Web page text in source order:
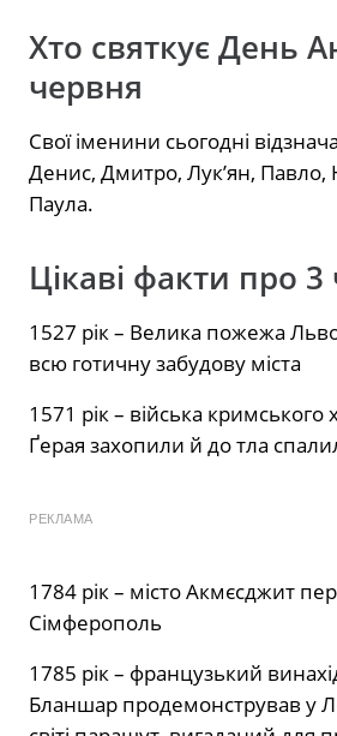
Хто святкує День
червня
Свої іменини сьогодні
Денис, Дмитро, Лук’ян, Павло,
Паула.
Цікаві факти про
1527 рік – Велика пожежа
всю готичну забудову міста
1571 рік – війська кримського
Ґерая захопили й до тла
РЕКЛАМА
1784 рік – місто Акмєсджит
Сімферополь
1785 рік – французький
Бланшар продемонстрував у